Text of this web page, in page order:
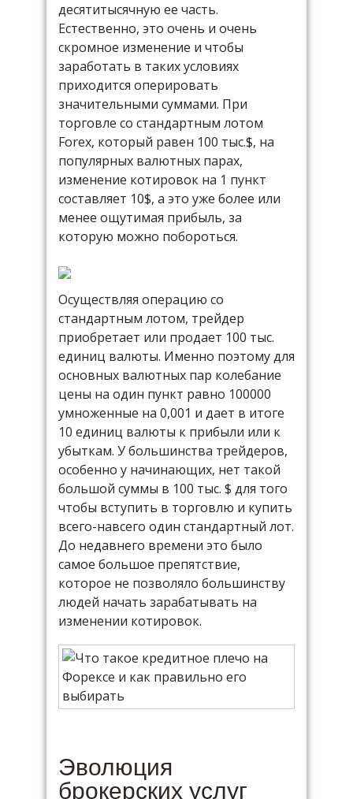
десятитысячную ее часть.
Естественно, это очень и очень
скромное изменение и чтобы
заработать в таких условиях
приходится оперировать
значительными суммами. При
торговле со стандартным лотом
Forex, который равен 100 тыс.$, на
популярных валютных парах,
изменение котировок на 1 пункт
составляет 10$, а это уже более или
менее ощутимая прибыль, за
которую можно побороться.
Осуществляя операцию со
стандартным лотом, трейдер
приобретает или продает 100 тыс.
единиц валюты. Именно поэтому для
основных валютных пар колебание
цены на один пункт равно 100000
умноженные на 0,001 и дает в итоге
10 единиц валюты к прибыли или к
убыткам. У большинства трейдеров,
особенно у начинающих, нет такой
большой суммы в 100 тыс. $ для того
чтобы вступить в торговлю и купить
всего-навсего один стандартный лот.
До недавнего времени это было
самое большое препятствие,
которое не позволяло большинству
людей начать зарабатывать на
изменении котировок.
Эволюция
брокерских услуг